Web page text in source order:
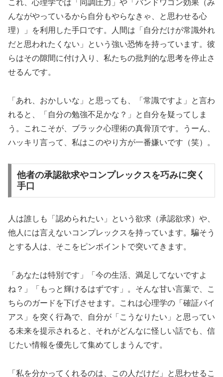
これ、心理学では「同調圧力」や「バンドワゴン効果（み
んながやっているから自分もやらなきゃ、と思わせる心
理）」を利用した手口です。人間は「自分だけが常識外れ
だと思われたくない」という強い恐怖を持っています。彼
らはその隙間に付け入り、私たちの批判的な思考を停止さ
せるんです。
「あれ、おかしいな」と思っても、「常識ですよ」と言わ
れると、「自分の勉強不足かな？」と自分を疑ってしま
う。これこそが、ブラック心理術の真骨頂です。うーん、
ハッキリ言って、私はこのやり方が一番嫌いです（笑）。
他者の承認欲求やコンプレックスを巧みに突く
手口
人は誰しも「認められたい」という欲求（承認欲求）や、
他人には言えないコンプレックスを持っています。騙そう
とする人は、そこをピンポイントで突いてきます。
「あなたは特別です」「今の生活、満足してないですよ
ね？」「もっと輝けるはずです」。そんな甘い言葉で、こ
ちらのガードを下げさせます。これは心理学の「確証バイ
アス」を突く行為で、自分が「こうなりたい」と思ってい
る未来を提示されると、それがどんなに怪しい話でも、信
じたい情報を優先して集めてしまうんです。
「私を分かってくれるのは、この人だけだ」と思わせるこ